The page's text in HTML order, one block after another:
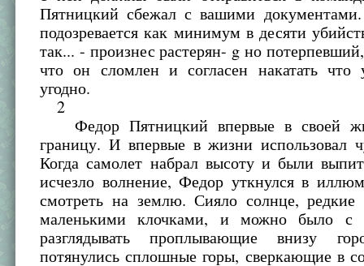
Пятницкий сбежал с вашими
подозревается как минимум в десяти
так... - произнес растерян- g но
что он сломлен и согласен накатать что
угодно.
2
Федор Пятницкий впервые в своей
границу. И впервые в жизни использовал
Когда самолет набрал высоту и были
исчезло волнение, Федор уткнулся в
смотреть на землю. Сияло солнце, редкие
маленькими клочками, и можно было с
разглядывать проплывающие внизу
потянулись сплошные горы, сверкающие в